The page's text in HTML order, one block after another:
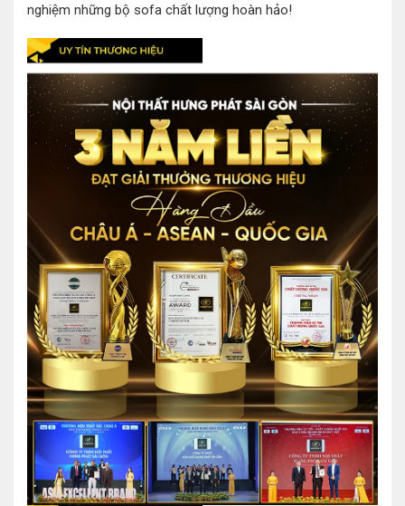
nghiệm những bộ sofa chất lượng hoàn hảo!